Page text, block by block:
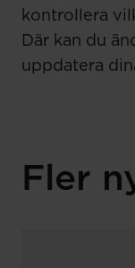
kontrollera
Där kan du
uppdatera
Fler